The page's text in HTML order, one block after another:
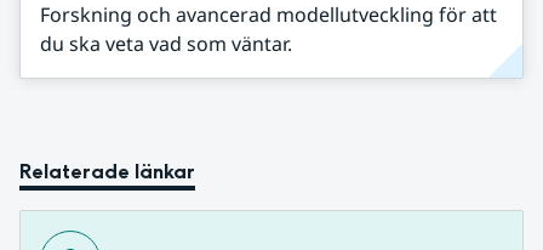
Forskning och avancerad modellutveckling för att
du ska veta vad som väntar.
Relaterade länkar